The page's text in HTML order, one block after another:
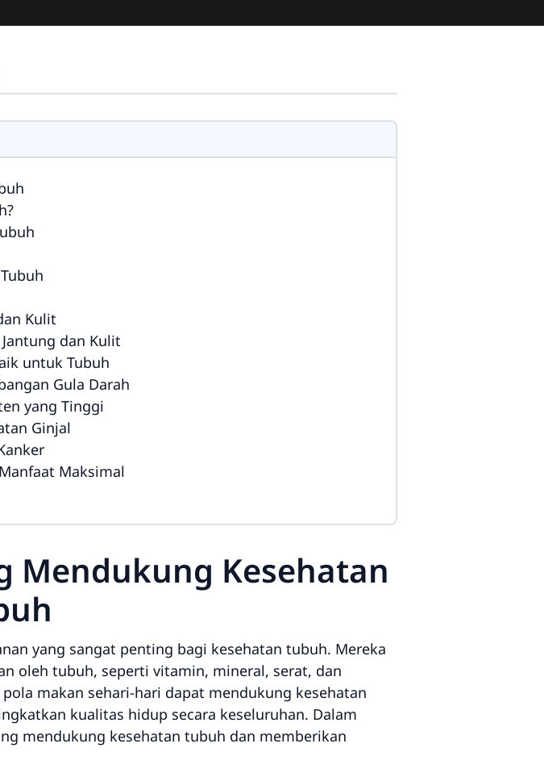
Kulit
dan Kulit
untuk Tubuh
Gula Darah
yang Tinggi
Ginjal
Maksimal
Mendukung Kesehatan
yang sangat penting bagi kesehatan tubuh. Mereka
oleh tubuh, seperti vitamin, mineral, serat, dan
makan sehari-hari dapat mendukung kesehatan
kualitas hidup secara keseluruhan. Dalam
mendukung kesehatan tubuh dan memberikan